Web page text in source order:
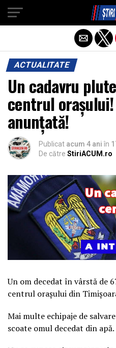
ACTUALITATE
Un cadavru
centrul
anunțată!
Publicat acum 4 ani în
De către StiriACUM.ro
Un om decedat în vârstă de
centrul orașului din
Mai multe echipaje de
scoate omul decedat din apă.
Exit